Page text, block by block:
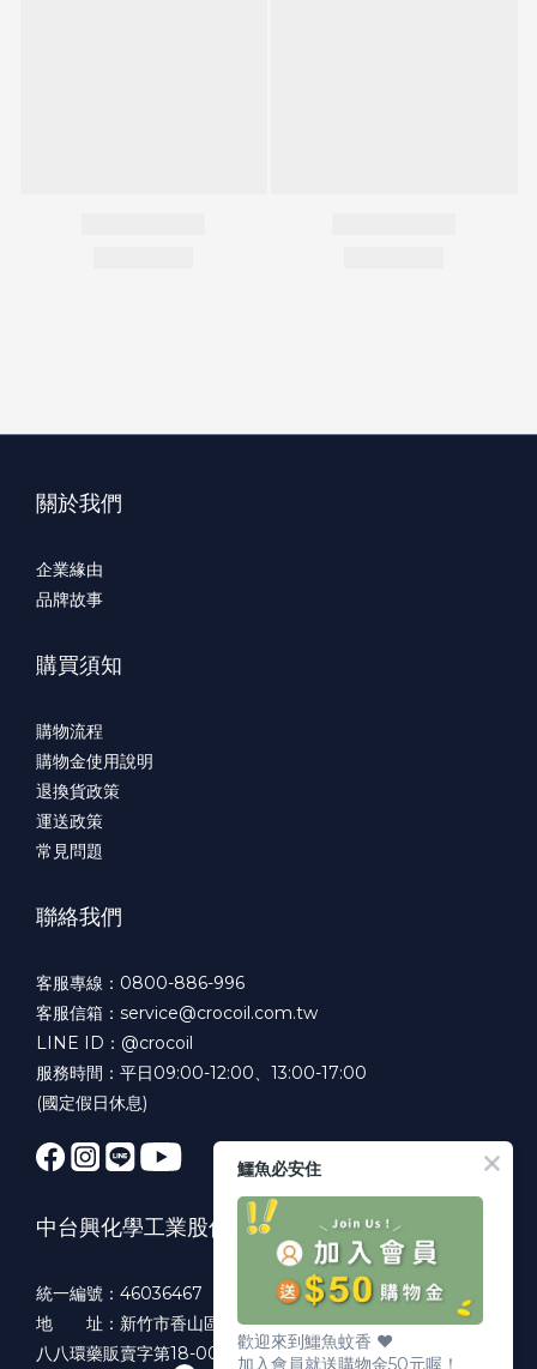
關於我們
企業緣由
品牌故事
購買須知
購物流程
購物金使用說明
退換貨政策
運送政策
常見問題
聯絡我們
客服專線：0800-886-996
客服信箱：service@crocoil.com.tw
LINE ID：@crocoil
服務時間：平日09:00-12:00、13:00-17:00
(國定假日休息)
中台興化學工業股份有限公司
統一編號：46036467
地 址：新竹市香山區牛埔南路105號
八八環藥販賣字第18-001號
鱷魚必安住
歡迎來到鱷魚蚊香 ♥️
加入會員就送購物金50元喔！